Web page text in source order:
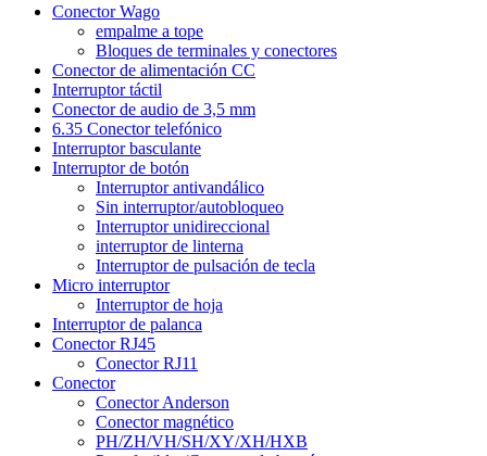
Conector Wago
empalme a tope
Bloques de terminales y conectores
Conector de alimentación CC
Interruptor táctil
Conector de audio de 3,5 mm
6.35 Conector telefónico
Interruptor basculante
Interruptor de botón
Interruptor antivandálico
Sin interruptor/autobloqueo
Interruptor unidireccional
interruptor de linterna
Interruptor de pulsación de tecla
Micro interruptor
Interruptor de hoja
Interruptor de palanca
Conector RJ45
Conector RJ11
Conector
Conector Anderson
Conector magnético
PH/ZH/VH/SH/XY/XH/HXB